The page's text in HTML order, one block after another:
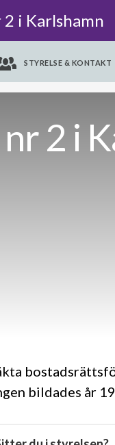
2 i Karlshamn
STYRELSE & KONTAKT
2 i
bildades år